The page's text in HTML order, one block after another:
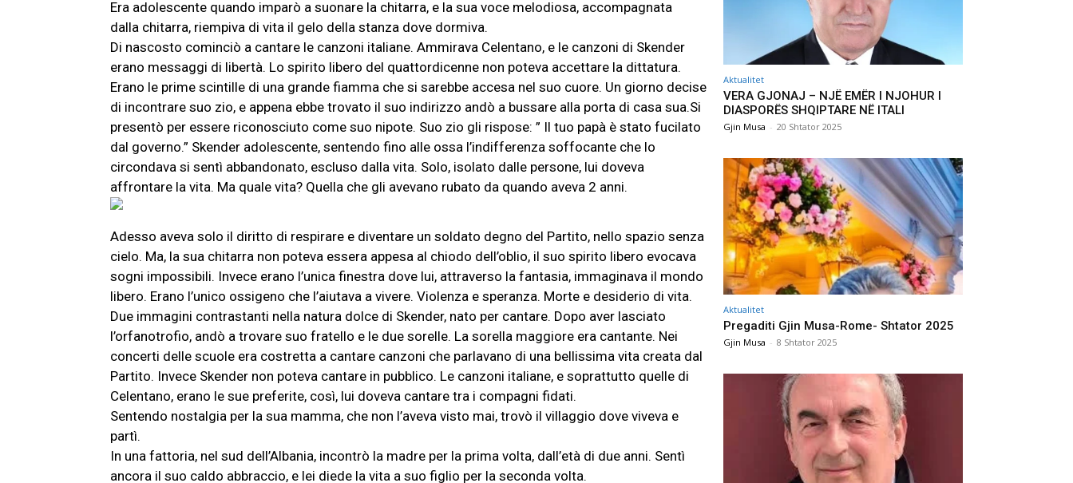
Era adolescente quando imparò a suonare la chitarra, e la sua voce melodiosa, accompagnata
dalla chitarra, riempiva di vita il gelo della stanza dove dormiva.
Di nascosto cominciò a cantare le canzoni italiane. Ammirava Celentano, e le canzoni di Skender
erano messaggi di libertà. Lo spirito libero del quattordicenne non poteva accettare la dittatura.
Erano le prime scintille di una grande fiamma che si sarebbe accesa nel suo cuore. Un giorno decise
di incontrare suo zio, e appena ebbe trovato il suo indirizzo andò a bussare alla porta di casa sua.Si
presentò per essere riconosciuto come suo nipote. Suo zio gli rispose: ” Il tuo papà è stato fucilato
dal governo.” Skender adolescente, sentendo fino alle ossa l’indifferenza soffocante che lo
circondava si sentì abbandonato, escluso dalla vita. Solo, isolato dalle persone, lui doveva
affrontare la vita. Ma quale vita? Quella che gli avevano rubato da quando aveva 2 anni.
Adesso aveva solo il diritto di respirare e diventare un soldato degno del Partito, nello spazio senza
cielo. Ma, la sua chitarra non poteva essera appesa al chiodo dell’oblio, il suo spirito libero evocava
sogni impossibili. Invece erano l’unica finestra dove lui, attraverso la fantasia, immaginava il mondo
libero. Erano l’unico ossigeno che l’aiutava a vivere. Violenza e speranza. Morte e desiderio di vita.
Due immagini contrastanti nella natura dolce di Skender, nato per cantare. Dopo aver lasciato
l’orfanotrofio, andò a trovare suo fratello e le due sorelle. La sorella maggiore era cantante. Nei
concerti delle scuole era costretta a cantare canzoni che parlavano di una bellissima vita creata dal
Partito. Invece Skender non poteva cantare in pubblico. Le canzoni italiane, e soprattutto quelle di
Celentano, erano le sue preferite, così, lui doveva cantare tra i compagni fidati.
Sentendo nostalgia per la sua mamma, che non l’aveva visto mai, trovò il villaggio dove viveva e
partì.
In una fattoria, nel sud dell’Albania, incontrò la madre per la prima volta, dall’età di due anni. Sentì
ancora il suo caldo abbraccio, e lei diede la vita a suo figlio per la seconda volta.
Aktualitet
VERA GJONAJ – NJË EMËR I NJOHUR I
DIASPORËS SHQIPTARE NË ITALI
Gjin Musa - 20 Shtator 2025
Aktualitet
Pregaditi Gjin Musa-Rome- Shtator 2025
Gjin Musa - 8 Shtator 2025